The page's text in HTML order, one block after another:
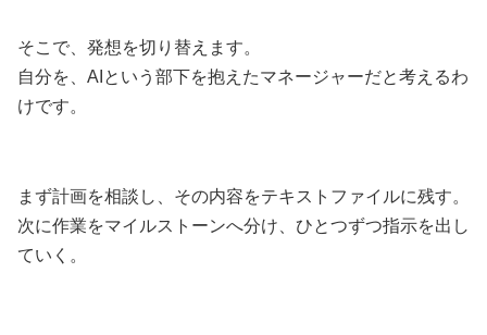
そこで、発想を切り替えます。
自分を、AIという部下を抱えたマネージャーだと考えるわ
けです。
まず計画を相談し、その内容をテキストファイルに残す。
次に作業をマイルストーンへ分け、ひとつずつ指示を出し
ていく。